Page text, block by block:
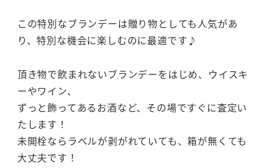
この特別なブランデーは贈り物としても人気があ
り、特別な機会に楽しむのに最適です♪
頂き物で飲まれないブランデーをはじめ、ウイスキ
ーやワイン、
ずっと飾ってあるお酒など、その場ですぐに査定い
たします！
未開栓ならラベルが剥がれていても、箱が無くても
大丈夫です！